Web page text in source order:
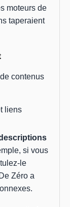
moteurs de
taperaient
contenus
liens
si vous
le
Zéro a